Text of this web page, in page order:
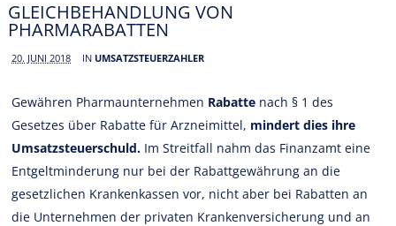
GLEICHBEHANDLUNG VON
PHARMARABATTEN
20. JUNI 2018 IN UMSATZSTEUERZAHLER
Gewähren Pharmaunternehmen Rabatte nach § 1 des
Gesetzes über Rabatte für Arzneimittel, mindert dies ihre
Umsatzsteuerschuld. Im Streitfall nahm das Finanzamt eine
Entgeltminderung nur bei der Rabattgewährung an die
gesetzlichen Krankenkassen vor, nicht aber bei Rabatten an
die Unternehmen der privaten Krankenversicherung und an